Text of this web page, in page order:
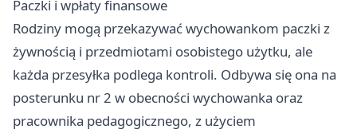
Paczki i wpłaty finansowe
Rodziny mogą przekazywać wychowankom paczki z
żywnością i przedmiotami osobistego użytku, ale
każda przesyłka podlega kontroli. Odbywa się ona na
posterunku nr 2 w obecności wychowanka oraz
pracownika pedagogicznego, z użyciem